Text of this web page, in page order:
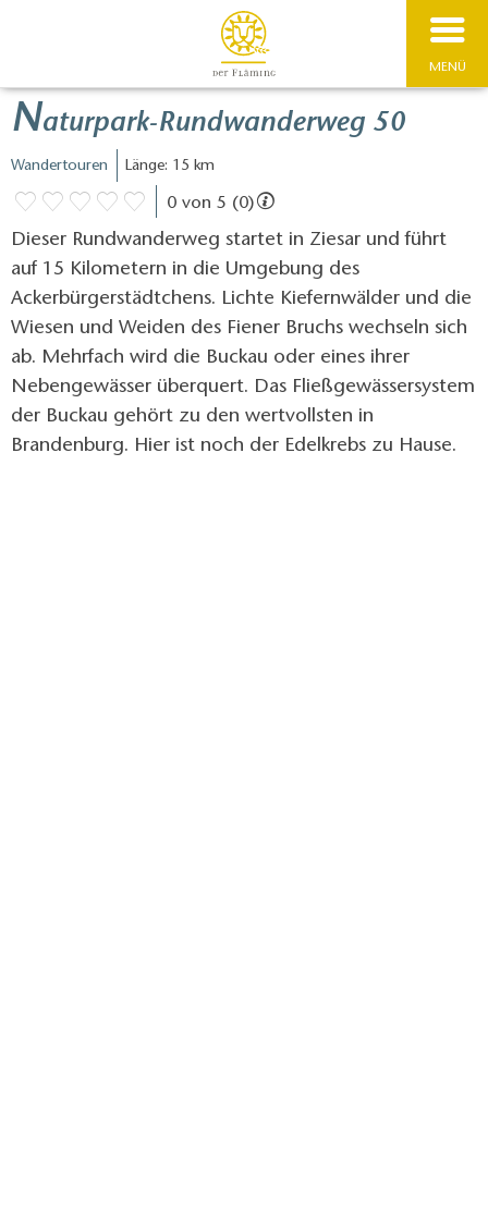
MENÜ
Naturpark-Rundwanderweg 50
Wandertouren Länge: 15 km
0 von 5 (0)
Dieser Rundwanderweg startet in Ziesar und führt
auf 15 Kilometern in die Umgebung des
Ackerbürgerstädtchens. Lichte Kiefernwälder und die
Wiesen und Weiden des Fiener Bruchs wechseln sich
ab. Mehrfach wird die Buckau oder eines ihrer
Nebengewässer überquert. Das Fließgewässersystem
der Buckau gehört zu den wertvollsten in
Brandenburg. Hier ist noch der Edelkrebs zu Hause.